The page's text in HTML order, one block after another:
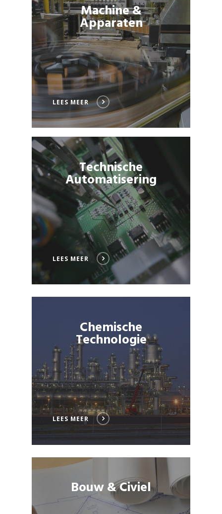
Machine &
Apparaten
LEES MEER
Technische
Automatisering
LEES MEER
Chemische
Technologie
LEES MEER
Bouw & Civiel